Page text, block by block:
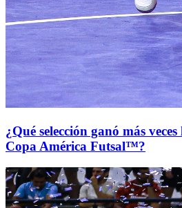
¿Qué selección ganó más
Copa América Futsal™?